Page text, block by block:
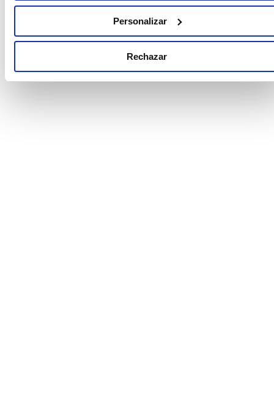
Personalizar
Rechazar
Alcanzar la neutralidad climática exige
anual hacia inversiones sostenibles hasta 2050.